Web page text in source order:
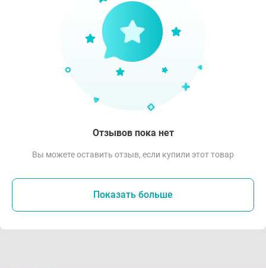
Отзывов пока нет
Вы можете оставить отзыв, если купили этот товар
Показать больше